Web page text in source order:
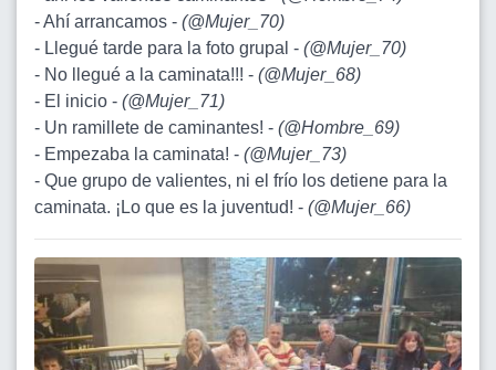
- Ahí arrancamos - (@Mujer_70)
- Llegué tarde para la foto grupal - (@Mujer_70)
- No llegué a la caminata!!! - (@Mujer_68)
- El inicio - (@Mujer_71)
- Un ramillete de caminantes! - (@Hombre_69)
- Empezaba la caminata! - (@Mujer_73)
- Que grupo de valientes, ni el frío los detiene para la
caminata. ¡Lo que es la juventud! - (@Mujer_66)